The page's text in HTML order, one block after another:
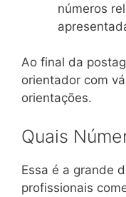
números
Ao final da
orientador com
orientações.
Quais
Essa é a grande
profissionais